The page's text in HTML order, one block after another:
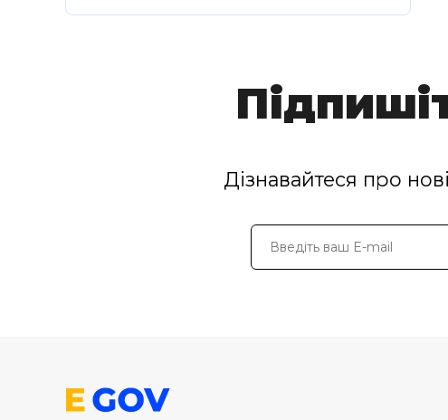
Дізнавайтеся про